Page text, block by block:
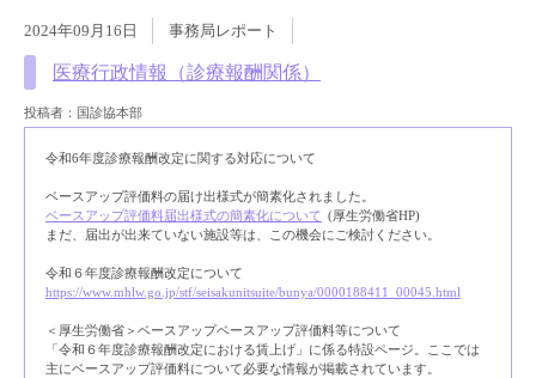
2024年09月16日 事務局レポート
医療行政情報（診療報酬関係）
投稿者：国診協本部
令和6年度診療報酬改定に関する対応について
ベースアップ評価料の届け出様式が簡素化されました。
ベースアップ評価料届出様式の簡素化について (厚生労働省HP)
まだ、届出が出来ていない施設等は、この機会にご検討ください。
令和６年度診療報酬改定について
https://www.mhlw.go.jp/stf/seisakunitsuite/bunya/0000188411_00045.html
＜厚生労働省＞ベースアップベースアップ評価料等について
「令和６年度診療報酬改定における賃上げ」に係る特設ページ。ここでは
主にベースアップ評価料について必要な情報が掲載されています。